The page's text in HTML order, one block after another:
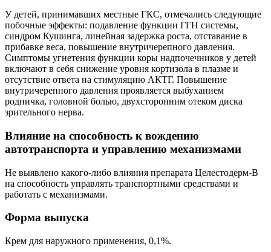
У детей, принимавших местные ГКС, отмечались следующие
побочные эффекты: подавление функции ГГН системы,
синдром Кушинга, линейная задержка роста, отставание в
прибавке веса, повышение внутричерепного давления.
Симптомы угнетения функции коры надпочечников у детей
включают в себя снижение уровня кортизола в плазме и
отсутствие ответа на стимуляцию АКТГ. Повышение
внутричерепного давления проявляется выбуханием
родничка, головной болью, двухсторонним отеком диска
зрительного нерва.
Влияние на способность к вождению
автотранспорта и управлению механизмами
Не выявлено какого-либо влияния препарата Целестодерм-В
на способность управлять транспортными средствами и
работать с механизмами.
Форма выпуска
Крем для наружного применения, 0,1%.